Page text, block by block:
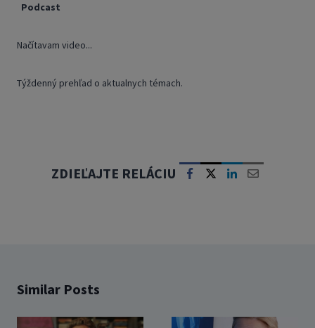
Podcast
Načítavam video...
Týždenný prehľad o aktualnych témach.
ZDIEĽAJTE RELÁCIU
Similar Posts